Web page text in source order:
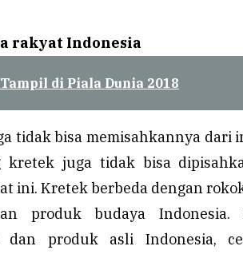
rakyat Indonesia
di Piala Dunia 2018
tidak bisa memisahkannya dari
kretek juga tidak bisa
ini. Kretek berbeda dengan
produk budaya Indonesia.
dan produk asli Indonesia,